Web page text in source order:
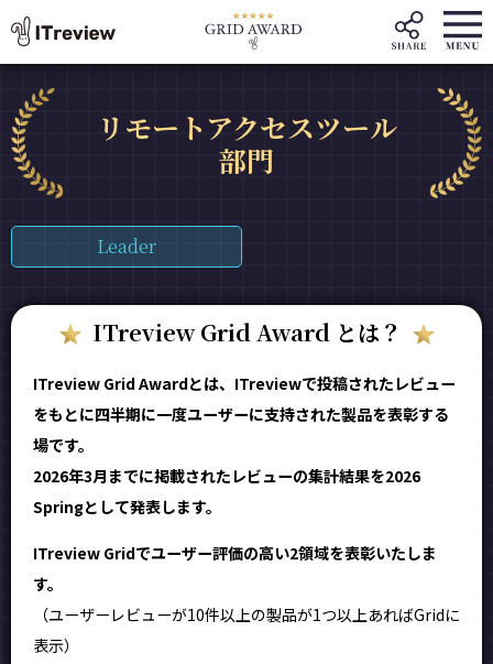
リモートアクセスツール
部門
Leader
ITreview Grid Award とは？
ITreview Grid Awardとは、ITreviewで投稿されたレビュー
をもとに四半期に一度ユーザーに支持された製品を表彰する
場です。
2026年3月までに掲載されたレビューの集計結果を2026
Springとして発表します。
ITreview Gridでユーザー評価の高い2領域を表彰いたしま
す。
（ユーザーレビューが10件以上の製品が1つ以上あればGridに
表示）